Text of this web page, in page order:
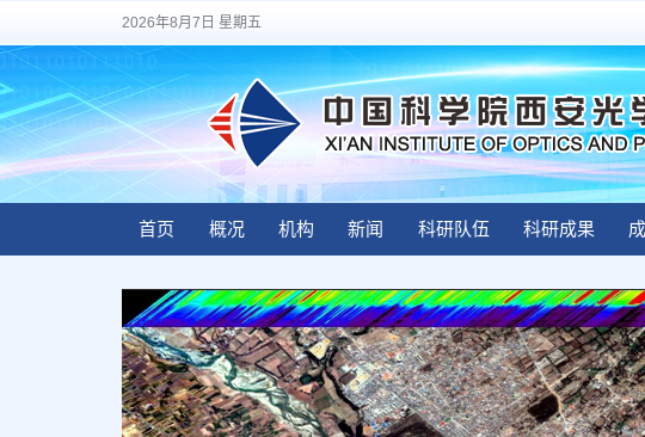
2026年8月7日 星期五
首页 概况 机构 新闻 科研队伍 科研成果